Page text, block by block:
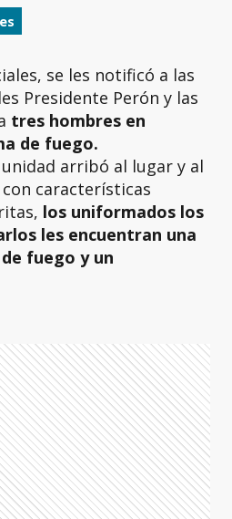
se les notificó a las
Presidente Perón y las
tres hombres en
de fuego.
arribó al lugar y al
características
los uniformados los
les encuentran una
fuego y un